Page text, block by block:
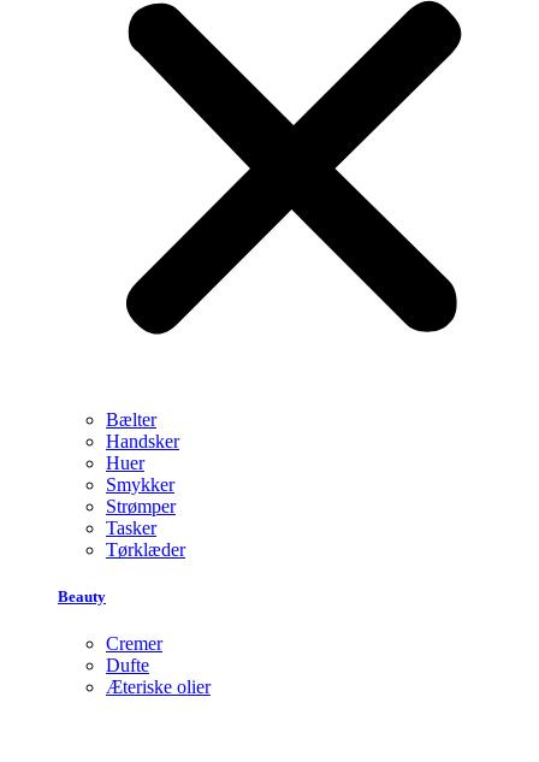
Bælter
Handsker
Huer
Smykker
Strømper
Tasker
Tørklæder
Beauty
Cremer
Dufte
Æteriske olier